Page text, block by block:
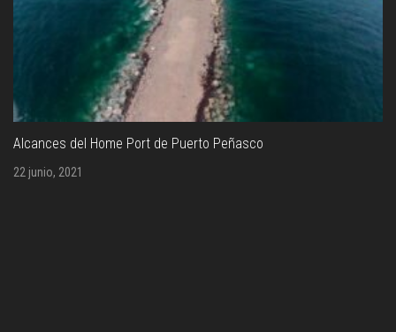
Alcances del Home Port de Puerto Peñasco
22 junio, 2021